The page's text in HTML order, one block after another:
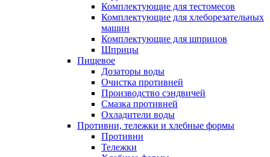
Комплектующие для тестомесов
Комплектующие для хлеборезательных
машин
Комплектующие для шприцов
Шприцы
Пищевое
Дозаторы воды
Очистка противней
Производство сэндвичей
Смазка противней
Охладители воды
Противни, тележки и хлебные формы
Противни
Тележки